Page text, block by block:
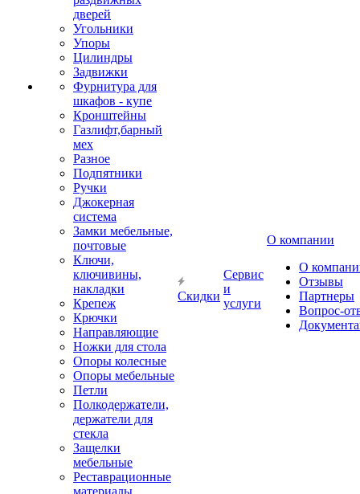
дверей
Угольники
Упоры
Цилиндры
Задвижки
Фурнитура для
шкафов - купе
Кронштейны
Газлифт,барный
мех
Разное
Подпятники
Ручки
Джокерная
система
Замки мебельные,
почтовые
Ключи,
ключивины,
накладки
Крепеж
Крючки
Направляющие
Ножки для стола
Опоры колесные
Опоры мебельные
Петли
Полкодержатели,
держатели для
стекла
Защелки
мебельные
Реставрационные
материалы
Скидки
Сервис
и
услуги
О компании
О
Отзывы
Партнеры
Вопрос-